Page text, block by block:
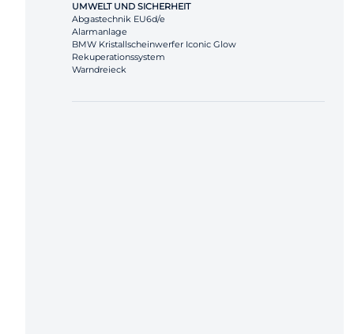
UMWELT UND SICHERHEIT
Abgastechnik EU6d/e
Alarmanlage
BMW Kristallscheinwerfer Iconic Glow
Rekuperationssystem
Warndreieck